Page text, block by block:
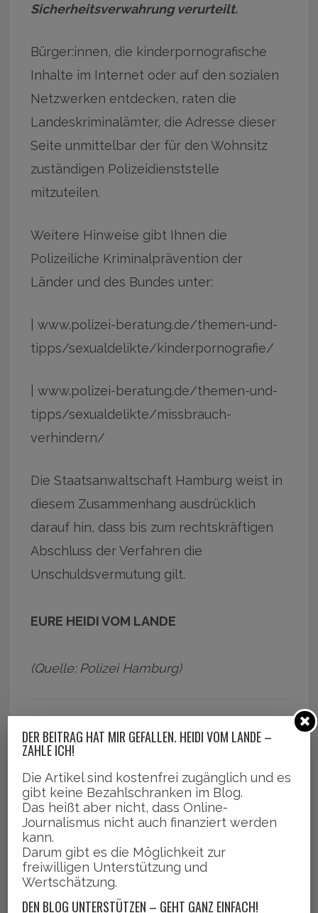
Sicherheitsverwahrung verurteilt.
Bürger:innen, die kinderpornografische
Inhalte im Internet oder auf den sozialen
Netzwerken entdecken, raten die
Landeskriminalämter, die Adresse dieser
Seite unmittelbar der für den Wohnsitz
zuständigen Polizeidienststelle
mitzuteilen.
Weitere Hinweise gibt Ihnen die
Polizeiliche Kriminalprävention der
Länder und des Bundes unter:
| www.polizei-beratung.de/themen-und-
tipps/sexualdelikte/kinderpornografie/
| www.polizei-beratung.de/themen-und-
tipps/sexualdelikte/missbrauch-
verhindern/
Die Staatsanwaltschaft Hamburg weist in
diesem Zusammenhang ausdrücklich
darauf hin, dass bis zum rechtskräftigen
Abschluss der Verfahren die
Unschuldsvermutung gilt.
EURE HEIDI VOM LANDE
(Quelle: Polizei Hamburg)
INTERESSIEREN:
# Pädophiler trieb in Bergedorf sein
Unwesen!
# Artikel bequem im Newsstream bei
Facebook finden!
Share this on WhatsApp
DER BEITRAG HAT MIR GEFALLEN. HEIDI VOM LANDE –
ZAHLE ICH!
Die Artikel sind kostenfrei zugänglich und es
gibt keine Bezahlschranken im Blog.
Das heißt aber nicht, dass Online-
Journalismus nicht auch finanziert werden
kann.
Darum gibt es die Möglichkeit zur
freiwilligen Unterstützung und
Wertschätzung.
DEN BLOG UNTERSTÜTZEN – GEHT GANZ EINFACH!